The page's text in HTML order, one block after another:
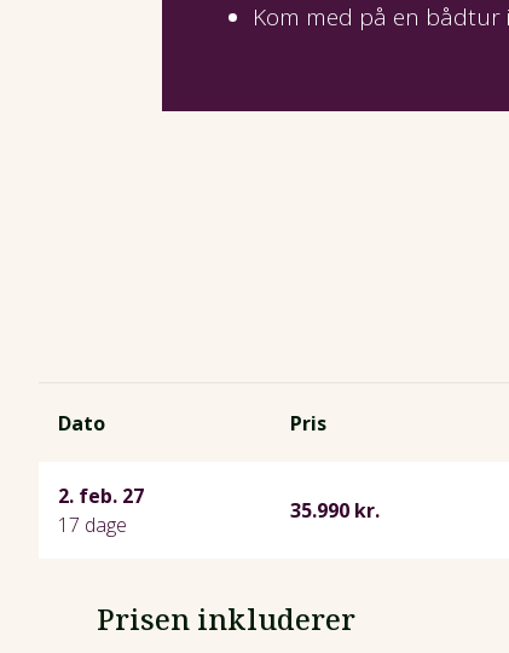
Kom med på en bådtur
Dato Pris
2. feb. 27
17 dage
35.990 kr.
Prisen inkluderer